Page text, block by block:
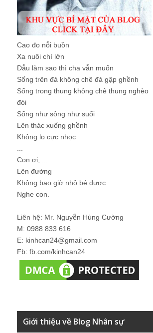
Cao đo nỗi buồn
Xa nuôi chí lớn
Dẫu làm sao thì cha vẫn muốn
Sống trên đá không chê đá gập ghềnh
Sống trong thung không chê thung nghèo
đói
Sống như sông như suối
Lên thác xuống ghềnh
Không lo cực nhọc
Con ơi, ...
Lên đường
Không bao giờ nhỏ bé được
Nghe con.
Liên hệ: Mr. Nguyễn Hùng Cường
M: 0988 833 616
E: kinhcan24@gmail.com
Fb: fb.com/kinhcan24
Giới thiệu về Blog Nhân sự